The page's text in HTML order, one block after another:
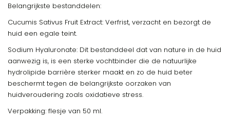
Belangrijkste bestanddelen:
Cucumis Sativus Fruit Extract: Verfrist, verzacht en bezorgt de
huid een egale teint.
Sodium Hyaluronate: Dit bestanddeel dat van nature in de huid
aanwezig is, is een sterke vochtbinder die de natuurlijke
hydrolipide barrière sterker maakt en zo de huid beter
beschermt tegen de belangrijkste oorzaken van
huidveroudering zoals oxidatieve stress.
Verpakking: flesje van 50 ml.